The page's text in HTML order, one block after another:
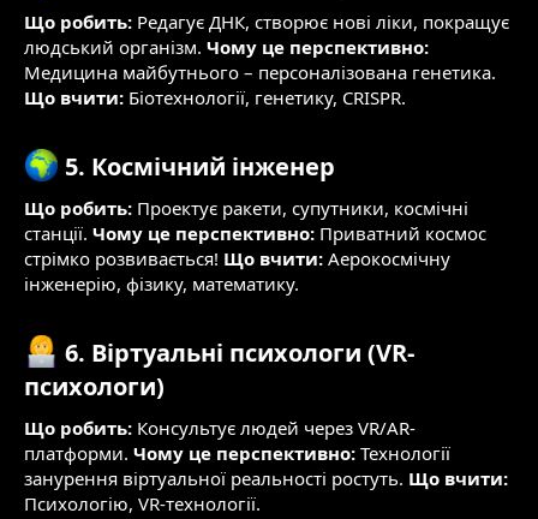
Що робить: Редагує ДНК, створює нові ліки, покращує
людський організм. Чому це перспективно:
Медицина майбутнього – персоналізована генетика.
Що вчити: Біотехнології, генетику, CRISPR.
5. Космічний інженер​
Що робить: Проектує ракети, супутники, космічні
станції. Чому це перспективно: Приватний космос
стрімко розвивається! Що вчити: Аерокосмічну
інженерію, фізику, математику.
6. Віртуальні психологи (VR-
психологи)​
Що робить: Консультує людей через VR/AR-
платформи. Чому це перспективно: Технології
занурення віртуальної реальності ростуть. Що вчити:
Психологію, VR-технології.